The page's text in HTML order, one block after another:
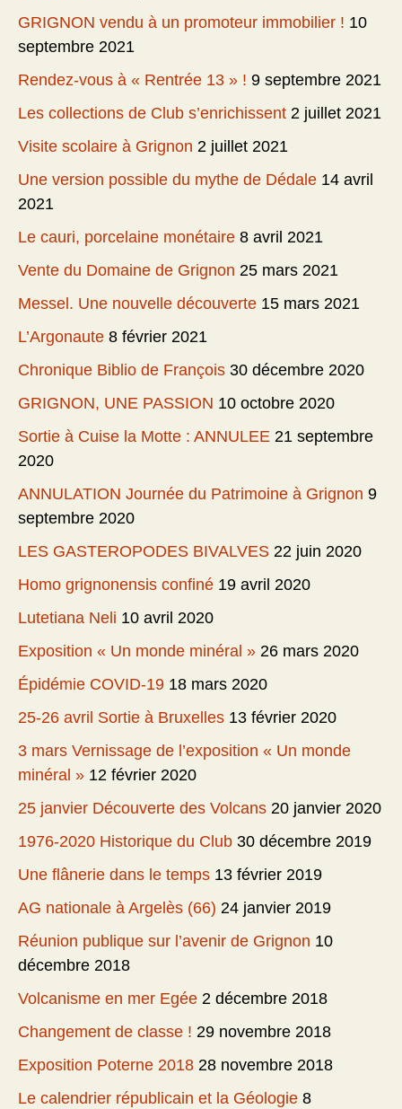
GRIGNON vendu à un promoteur immobilier ! 10
septembre 2021
Rendez-vous à « Rentrée 13 » ! 9 septembre 2021
Les collections de Club s’enrichissent 2 juillet 2021
Visite scolaire à Grignon 2 juillet 2021
Une version possible du mythe de Dédale 14 avril
2021
Le cauri, porcelaine monétaire 8 avril 2021
Vente du Domaine de Grignon 25 mars 2021
Messel. Une nouvelle découverte 15 mars 2021
L’Argonaute 8 février 2021
Chronique Biblio de François 30 décembre 2020
GRIGNON, UNE PASSION 10 octobre 2020
Sortie à Cuise la Motte : ANNULEE 21 septembre
2020
ANNULATION Journée du Patrimoine à Grignon 9
septembre 2020
LES GASTEROPODES BIVALVES 22 juin 2020
Homo grignonensis confiné 19 avril 2020
Lutetiana Neli 10 avril 2020
Exposition « Un monde minéral » 26 mars 2020
Épidémie COVID-19 18 mars 2020
25-26 avril Sortie à Bruxelles 13 février 2020
3 mars Vernissage de l’exposition « Un monde
minéral » 12 février 2020
25 janvier Découverte des Volcans 20 janvier 2020
1976-2020 Historique du Club 30 décembre 2019
Une flânerie dans le temps 13 février 2019
AG nationale à Argelès (66) 24 janvier 2019
Réunion publique sur l’avenir de Grignon 10
décembre 2018
Volcanisme en mer Egée 2 décembre 2018
Changement de classe ! 29 novembre 2018
Exposition Poterne 2018 28 novembre 2018
Le calendrier républicain et la Géologie 8